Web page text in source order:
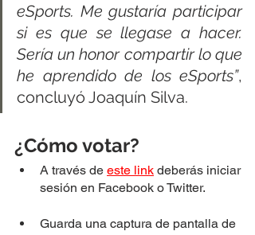
eSports. Me gustaría participar
si es que se llegase a hacer.
Sería un honor compartir lo que
he aprendido de los eSports”,
concluyó Joaquín Silva.
¿Cómo votar?
A través de este link deberás iniciar
sesión en Facebook o Twitter.
Guarda una captura de pantalla de